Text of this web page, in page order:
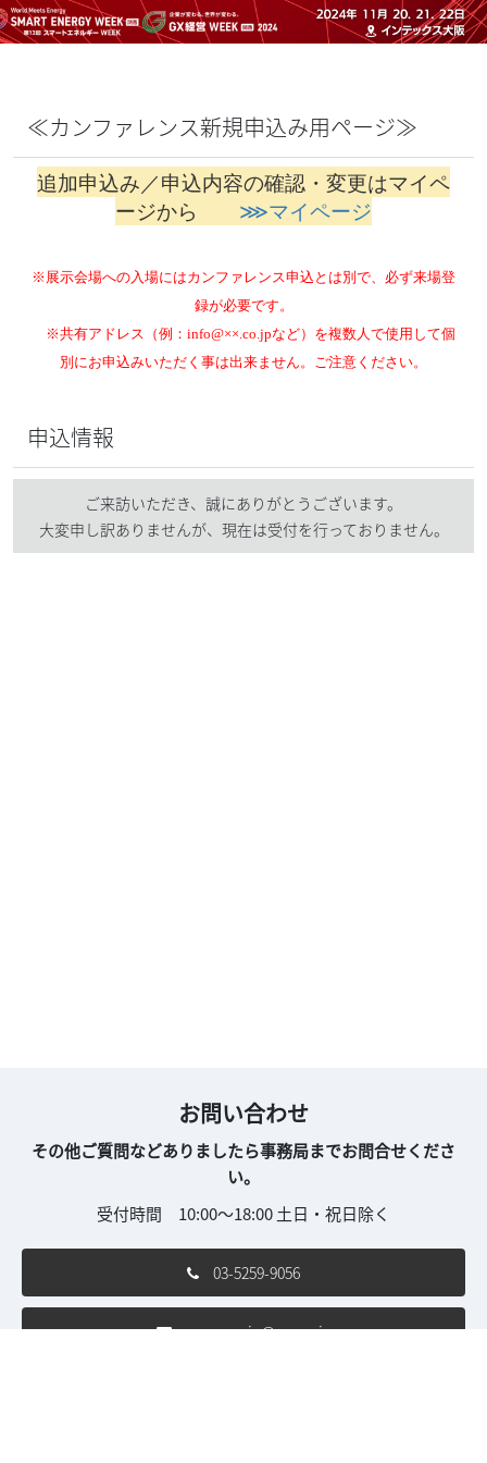
≪カンファレンス新規申込み用ページ≫
追加申込み／申込内容の確認・変更はマイペ
ージから
⋙マイページ
※展示会場への入場にはカンファレンス申込とは別で、必ず来場登
録が必要です。
※共有アドレス（例： info@××.co.jpなど）を複数人で使用して個
別にお申込みいただく事は出来ません。ご注意ください。
申込情報
ご来訪いただき、誠にありがとうございます。
大変申し訳ありませんが、現在は受付を行っておりません。
お問い合わせ
その他ご質問などありましたら事務局までお問合せくださ
い。
受付時間 10:00～18:00 土日・祝日除く
03-5259-9056
sew-con.jp@wsew.jp